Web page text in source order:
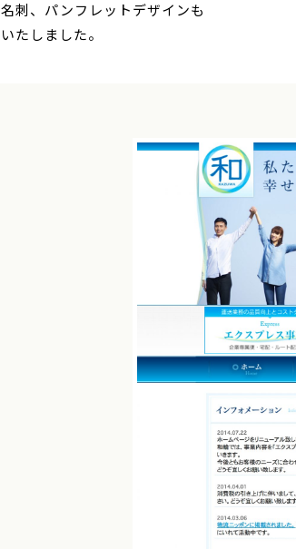
名刺、パンフレットデザインも
いたしました。